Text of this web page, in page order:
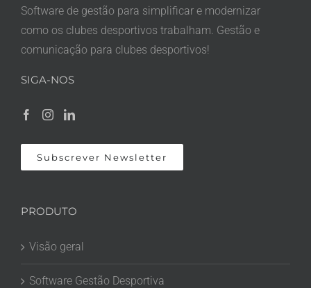
Software de gestão para simplificar e modernizar
como os clubes desportivos trabalham. Gestão e
comunicação para clubes desportivos!
SIGA-NOS
Subscrever Newsletter
PRODUTO
Visão geral
Software Gestão Desportiva